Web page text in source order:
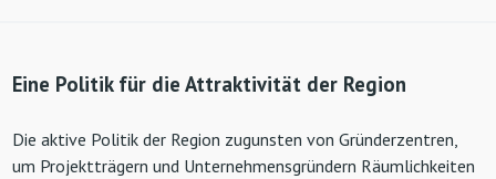
Eine Politik für die Attraktivität der Region
Die aktive Politik der Region zugunsten von Gründerzentren,
um Projektträgern und Unternehmensgründern Räumlichkeiten